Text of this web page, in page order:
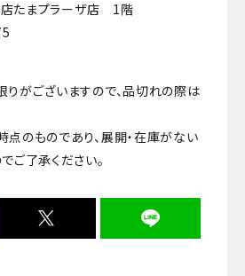
たまプラーザ店 1階
がございますので、品切れの際は
のものであり、展開・在庫がない
ご了承ください。